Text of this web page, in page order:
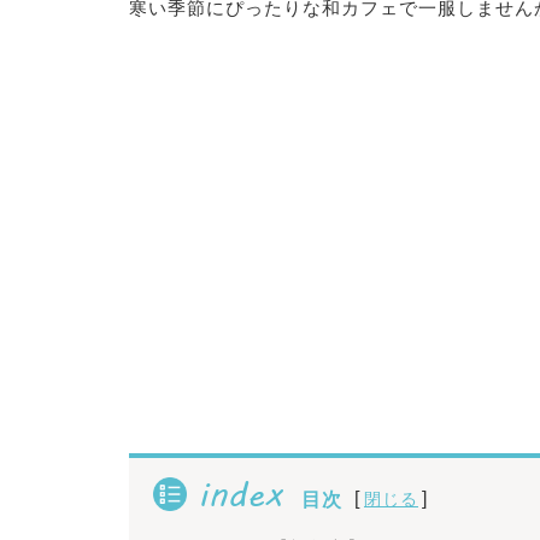
寒い季節にぴったりな和カフェで一服しません
index 目次 [ 閉じる ]